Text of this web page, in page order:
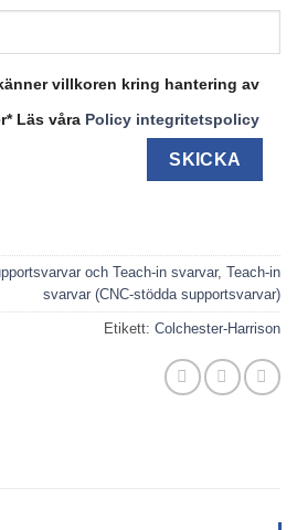
villkoren kring hantering av
Läs våra Policy integritetspolicy
och Teach-in svarvar, Teach-in
svarvar (CNC-stödda supportsvarvar)
Etikett: Colchester-Harrison